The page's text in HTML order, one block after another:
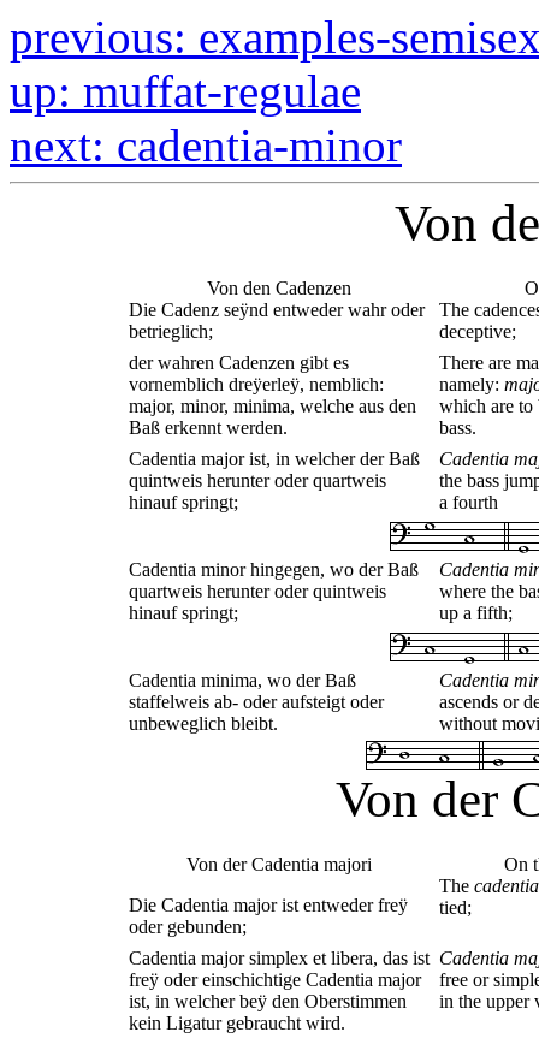
previous: examples-
up: muffat-regulae
next: cadentia-minor
Von
Von den Cadenzen
Die Cadenz seÿnd entweder wahr oder
betrieglich;
The
deceptive;
der wahren Cadenzen gibt es
vornemblich dreÿerleÿ, nemblich:
major, minor, minima, welche aus den
Baß erkennt werden.
There are
namely:
which are to
bass.
Cadentia major ist, in welcher der Baß
quintweis herunter oder quartweis
hinauf springt;
Cadentia
the bass
a fourth
Cadentia minor hingegen, wo der Baß
quartweis herunter oder quintweis
hinauf springt;
Cadentia
where the
up a fifth;
Cadentia minima, wo der Baß
staffelweis ab- oder aufsteigt oder
unbeweglich bleibt.
Cadentia
ascends or
without
Von der
Von der Cadentia majori
Die Cadentia major ist entweder freÿ
oder gebunden;
On
The
tied;
Cadentia major simplex et libera, das ist
freÿ oder einschichtige Cadentia major
ist, in welcher beÿ den Oberstimmen
kein Ligatur gebraucht wird.
Cadentia
free or
in the upper